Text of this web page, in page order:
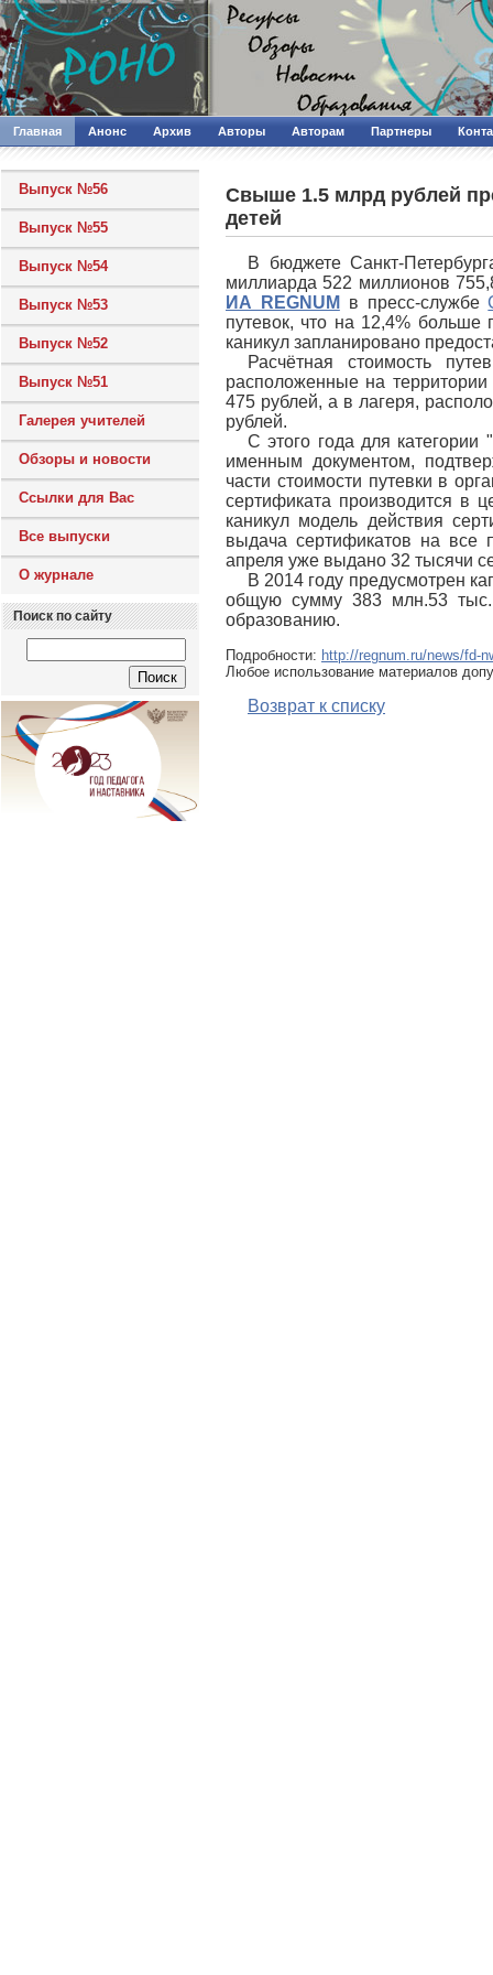
Главная Анонс Архив Авторы Авторам Партнеры
Выпуск №56
Выпуск №55
Выпуск №54
Выпуск №53
Выпуск №52
Выпуск №51
Галерея учителей
Обзоры и новости
Ссылки для Вас
Все выпуски
О журнале
Поиск по сайту
Свыше 1.5 млрд рублей
детей
В бюджете Санкт-
миллиарда 522 миллионов
ИА REGNUM
в пресс-службе
путевок, что на 12,4%
каникул запланировано
Расчётная стоимость
расположенные на
475 рублей, а в лагеря,
рублей.
С этого года для
именным документом,
части стоимости путевки в
сертификата производится в
каникул модель действия
выдача сертификатов на все
апреля уже выдано 32 тысячи
В 2014 году предусмотрен
общую сумму 383 млн.53
образованию.
Подробности: http://regnum.ru/news/fd-
Любое использование материалов
Возврат к списку